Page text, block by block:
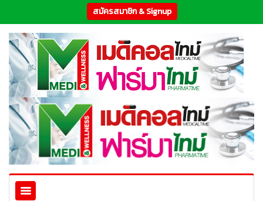
สมัครสมาชิก & Signup